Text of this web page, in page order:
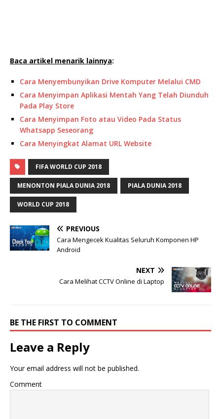
Baca artikel menarik lainnya:
Cara Menyembunyikan Drive Komputer Melalui CMD
Cara Menyimpan Aplikasi Mentah Yang Telah Diunduh
Pada Play Store
Cara Menyimpan Foto atau Video Pada Status
Whatsapp Seseorang
Cara Menyingkat Alamat URL Website
FIFA WORLD CUP 2018
MENONTON PIALA DUNIA 2018 PIALA DUNIA 2018
WORLD CUP 2018
PREVIOUS
Cara Mengecek Kualitas Seluruh Komponen HP
Android
NEXT
Cara Melihat CCTV Online di Laptop
BE THE FIRST TO COMMENT
Leave a Reply
Your email address will not be published.
Comment